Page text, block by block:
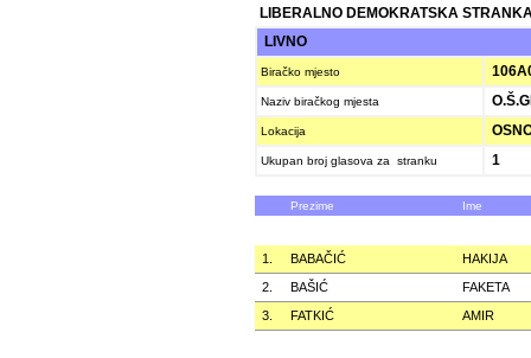
LIBERALNO DEMOKRATSKA
LIVNO
Biračko mjesto
Naziv biračkog mjesta
Lokacija
Ukupan broj glasova za stranku 1
Prezime Ime
1. BABAČIĆ
HAKIJA
2.
BAŠIĆ
FAKETA
3.
FATKIĆ AMIR